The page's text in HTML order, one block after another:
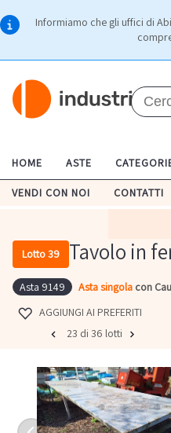
Informiamo che gli uffici di
HOME ASTE
VENDI CON NOI CONTATTI
Lotto 39 Tavolo in
Asta 9149 Asta singola con
AGGIUNGI AI PREFERITI
23 di 36 lotti